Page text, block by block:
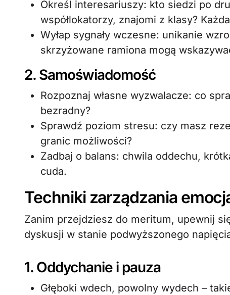
Określ interesariuszy: kto siedzi po
współlokatorzy, znajomi z klasy?
Wyłap sygnały wczesne: unikanie
skrzyżowane ramiona mogą
2. Samoświadomość
Rozpoznaj własne wyzwalacze: co
bezradny?
Sprawdź poziom stresu: czy masz
granic możliwości?
Zadbaj o balans: chwila oddechu,
cuda.
Techniki zarządzania
Zanim przejdziesz do meritum, upewnij
dyskusji w stanie podwyższonego
1. Oddychanie i pauza
Głęboki wdech, powolny wydech –